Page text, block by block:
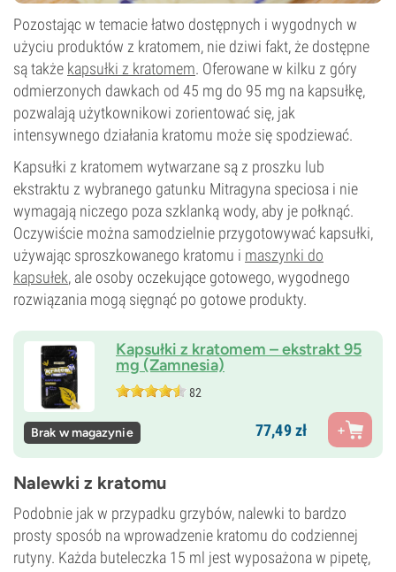
Pozostając w temacie łatwo dostępnych i wygodnych w
użyciu produktów z kratomem, nie dziwi fakt, że dostępne
są także kapsułki z kratomem. Oferowane w kilku z góry
odmierzonych dawkach od 45 mg do 95 mg na kapsułkę,
pozwalają użytkownikowi zorientować się, jak
intensywnego działania kratomu może się spodziewać.
Kapsułki z kratomem wytwarzane są z proszku lub
ekstraktu z wybranego gatunku Mitragyna speciosa i nie
wymagają niczego poza szklanką wody, aby je połknąć.
Oczywiście można samodzielnie przygotowywać kapsułki,
używając sproszkowanego kratomu i maszynki do
kapsułek, ale osoby oczekujące gotowego, wygodnego
rozwiązania mogą sięgnąć po gotowe produkty.
Kapsułki z kratomem – ekstrakt 95
mg (Zamnesia)
82
Brak w magazynie 77,49zł
Nalewki z kratomu
Podobnie jak w przypadku grzybów, nalewki to bardzo
prosty sposób na wprowadzenie kratomu do codziennej
rutyny. Każda buteleczka 15 ml jest wyposażona w pipetę,